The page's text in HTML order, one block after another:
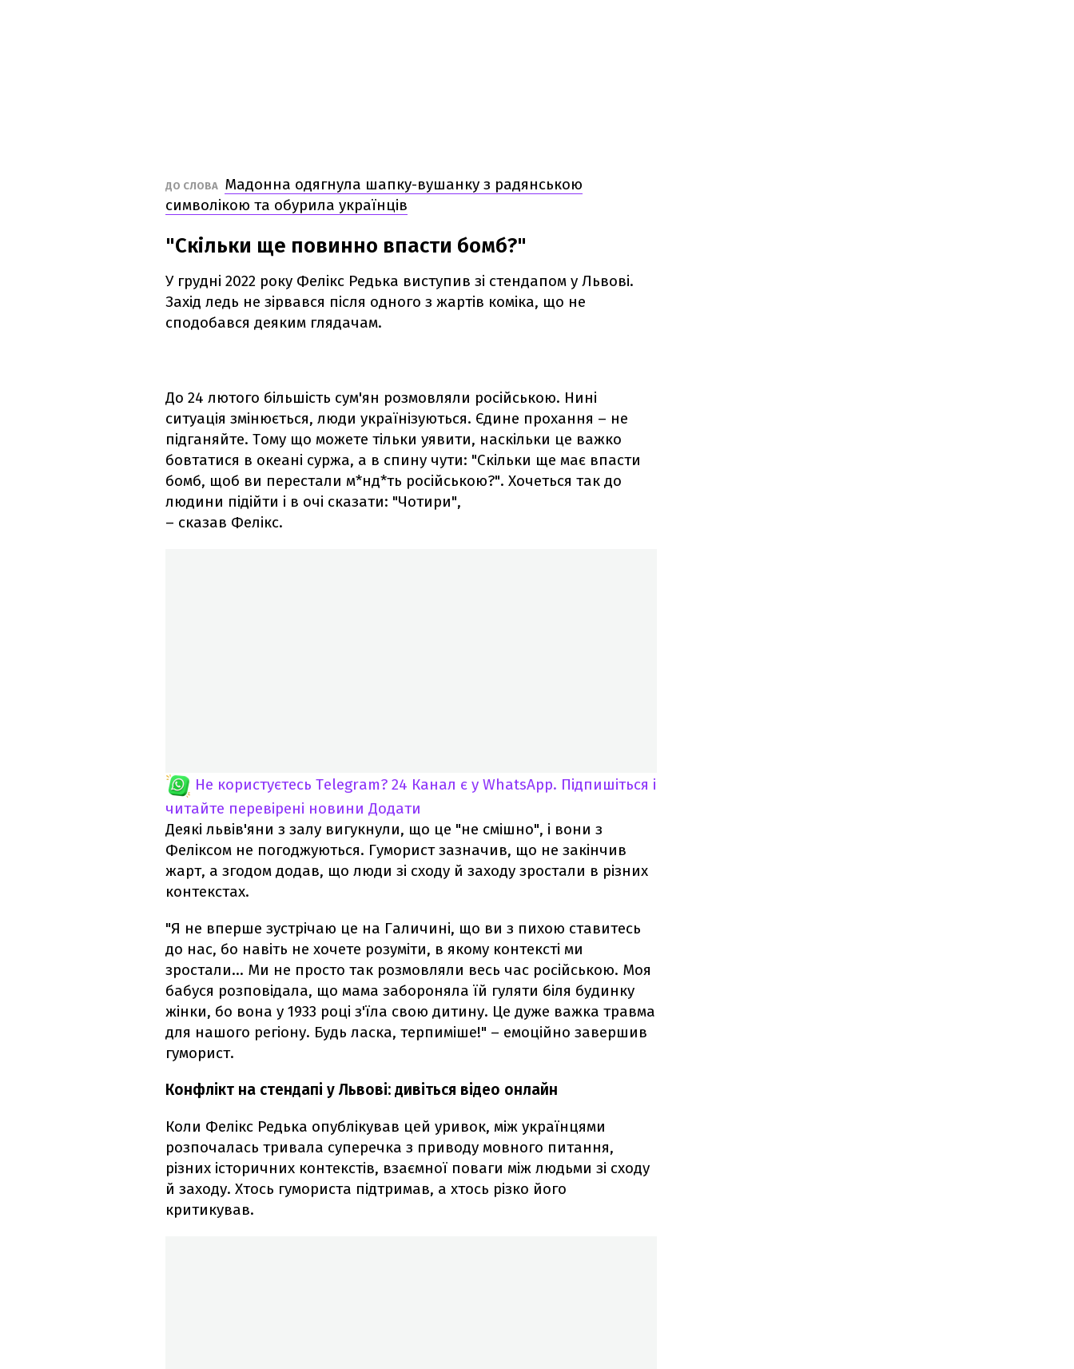
ДО СЛОВА Мадонна одягнула шапку-вушанку з радянською
символікою та обурила українців
"Скільки ще повинно впасти бомб?"
У грудні 2022 року Фелікс Редька виступив зі стендапом у Львові.
Захід ледь не зірвався після одного з жартів коміка, що не
сподобався деяким глядачам.
До 24 лютого більшість сум'ян розмовляли російською. Нині
ситуація змінюється, люди українізуються. Єдине прохання – не
підганяйте. Тому що можете тільки уявити, наскільки це важко
бовтатися в океані суржа, а в спину чути: "Скільки ще має впасти
бомб, щоб ви перестали м*нд*ть російською?". Хочеться так до
людини підійти і в очі сказати: "Чотири",
– сказав Фелікс.
Не користуєтесь Telegram? 24 Канал є у WhatsApp. Підпишіться і
читайте перевірені новини Додати
Деякі львів'яни з залу вигукнули, що це "не смішно", і вони з
Феліксом не погоджуються. Гуморист зазначив, що не закінчив
жарт, а згодом додав, що люди зі сходу й заходу зростали в різних
контекстах.
"Я не вперше зустрічаю це на Галичині, що ви з пихою ставитесь
до нас, бо навіть не хочете розуміти, в якому контексті ми
зростали... Ми не просто так розмовляли весь час російською. Моя
бабуся розповідала, що мама забороняла їй гуляти біля будинку
жінки, бо вона у 1933 році з'їла свою дитину. Це дуже важка травма
для нашого регіону. Будь ласка, терпиміше!" – емоційно завершив
гуморист.
Конфлікт на стендапі у Львові: дивіться відео онлайн
Коли Фелікс Редька опублікував цей уривок, між українцями
розпочалась тривала суперечка з приводу мовного питання,
різних історичних контекстів, взаємної поваги між людьми зі сходу
й заходу. Хтось гумориста підтримав, а хтось різко його
критикував.